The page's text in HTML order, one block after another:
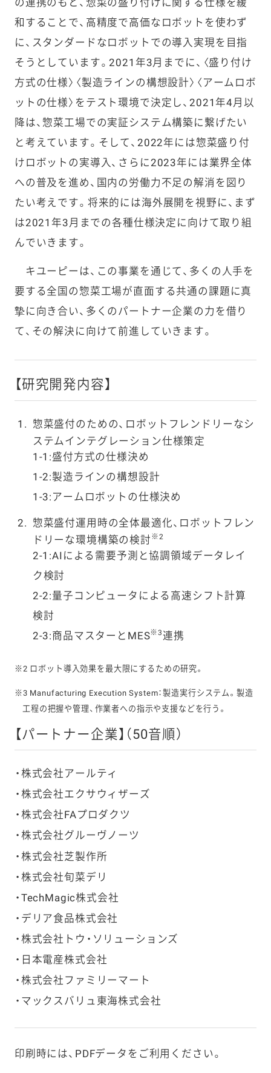
の連携のもと、惣菜の盛り付けに関する仕様を緩
和することで、高精度で高価なロボットを使わず
に、スタンダードなロボットでの導入実現を目指
そうとしています。2021年3月までに、〈盛り付け
方式の仕様〉〈製造ラインの構想設計〉〈アームロボ
ットの仕様〉をテスト環境で決定し、2021年4月以
降は、惣菜工場での実証システム構築に繋げたい
と考えています。そして、2022年には惣菜盛り付
けロボットの実導入、さらに2023年には業界全体
への普及を進め、国内の労働力不足の解消を図り
たい考えです。将来的には海外展開を視野に、まず
は2021年3月までの各種仕様決定に向けて取り組
んでいきます。
キユーピーは、この事業を通じて、多くの人手を
要する全国の惣菜工場が直面する共通の課題に真
摯に向き合い、多くのパートナー企業の力を借り
て、その解決に向けて前進していきます。
【研究開発内容】
惣菜盛付のための、ロボットフレンドリーなシ
ステムインテグレーション仕様策定
1-1:盛付方式の仕様決め
1-2:製造ラインの構想設計
1-3:アームロボットの仕様決め
惣菜盛付運用時の全体最適化、ロボットフレン
ドリーな環境構築の検討 ※2
2-1:AIによる需要予測と協調領域データレイ
ク検討
2-2:量子コンピュータによる高速シフト計算
検討
2-3:商品マスターとMES※3 連携
※2 ロボット導入効果を最大限にするための研究。
※3 Manufacturing Execution System：製造実行システム。製造
工程の把握や管理、作業者への指示や支援などを行う。
【パートナー企業】（50音順）
株式会社アールティ
株式会社エクサウィザーズ
株式会社FAプロダクツ
株式会社グルーヴノーツ
株式会社芝製作所
株式会社旬菜デリ
TechMagic株式会社
デリア食品株式会社
株式会社トウ・ソリューションズ
日本電産株式会社
株式会社ファミリーマート
マックスバリュ東海株式会社
印刷時には、PDFデータをご利用ください。